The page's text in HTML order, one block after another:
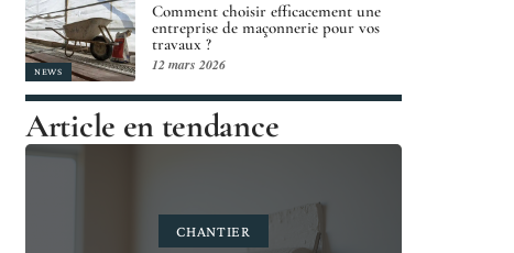
NEWS
Comment choisir efficacement une
entreprise de maçonnerie pour vos
travaux ?
12 mars 2026
Article en tendance
CHANTIER